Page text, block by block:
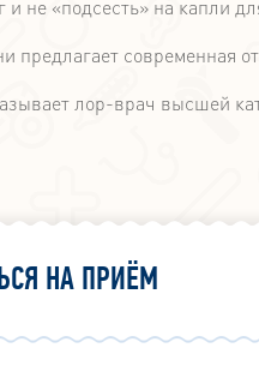
не «подсесть» на капли
предлагает современная
лор-врач высшей
НА ПРИЁМ